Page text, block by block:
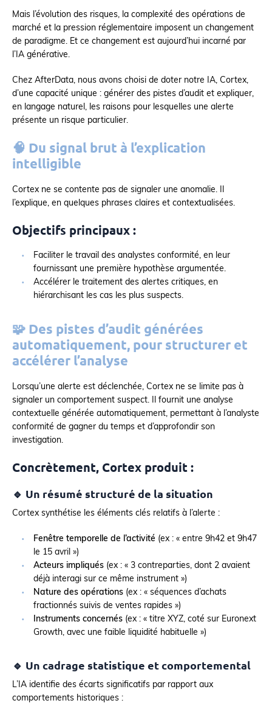
Mais l’évolution des risques, la complexité des opérations de
marché et la pression réglementaire imposent un changement
de paradigme. Et ce changement est aujourd’hui incarné par
l’IA générative.
Chez AfterData, nous avons choisi de doter notre IA, Cortex,
d’une capacité unique : générer des pistes d’audit et expliquer,
en langage naturel, les raisons pour lesquelles une alerte
présente un risque particulier.
🧠 Du signal brut à l’explication
intelligible
Cortex ne se contente pas de signaler une anomalie. Il
l’explique, en quelques phrases claires et contextualisées.
Objectifs principaux :
Faciliter le travail des analystes conformité, en leur
fournissant une première hypothèse argumentée.
Accélérer le traitement des alertes critiques, en
hiérarchisant les cas les plus suspects.
🧩 Des pistes d’audit générées
automatiquement, pour structurer et
accélérer l’analyse
Lorsqu’une alerte est déclenchée, Cortex ne se limite pas à
signaler un comportement suspect. Il fournit une analyse
contextuelle générée automatiquement, permettant à l’analyste
conformité de gagner du temps et d’approfondir son
investigation.
Concrètement, Cortex produit :
🔹 Un résumé structuré de la situation
Cortex synthétise les éléments clés relatifs à l’alerte :
Fenêtre temporelle de l’activité (ex : « entre 9h42 et 9h47
le 15 avril »)
Acteurs impliqués (ex : « 3 contreparties, dont 2 avaient
déjà interagi sur ce même instrument »)
Nature des opérations (ex : « séquences d’achats
fractionnés suivis de ventes rapides »)
Instruments concernés (ex : « titre XYZ, coté sur Euronext
Growth, avec une faible liquidité habituelle »)
🔹 Un cadrage statistique et comportemental
L’IA identifie des écarts significatifs par rapport aux
comportements historiques :